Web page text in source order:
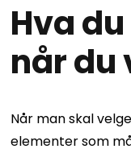
Hva
når du
Når man skal
elementer som